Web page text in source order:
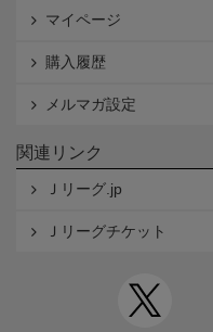
マイページ
購入履歴
メルマガ設定
関連リンク
Ｊリーグ.jp
Ｊリーグチケット